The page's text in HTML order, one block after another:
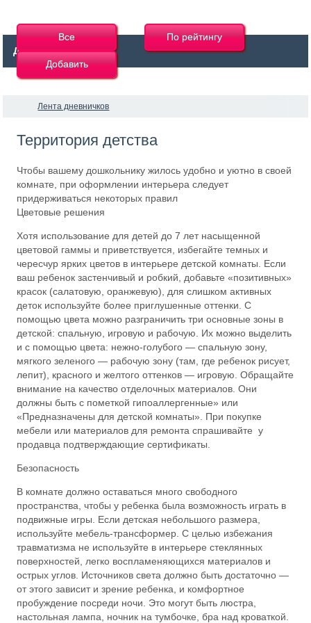
Дневнички
Все По рейтингу
Добавить
Лента дневничков
Территория детства
Чтобы вашему дошкольнику жилось удобно и уютно в своей
комнате, при оформлении интерьера следует
придерживаться некоторых правил
Цветовые решения
Хотя использование для детей до 7 лет насыщенной
цветовой гаммы и приветствуется, избегайте темных и
чересчур ярких цветов в интерьере детской комнаты. Если
ваш ребенок застенчивый и робкий, добавьте «позитивных»
красок (салатовую, оранжевую), для слишком активных
деток используйте более приглушенные оттенки. С
помощью цвета можно разграничить три основные зоны в
детской: спальную, игровую и рабочую. Их можно выделить
и с помощью цвета: нежно-голубого — спальную зону,
мягкого зеленого — рабочую зону (там, где ребенок рисует,
лепит), красного и желтого оттенков — игровую. Обращайте
внимание на качество отделочных материалов. Они
должны быть с пометкой гипоаллергенные» или
«Предназначены для детской комнаты». При покупке
мебели или материалов для ремонта спрашивайте у
продавца подтверждающие сертификаты.
Безопасность
В комнате должно оставаться много свободного
пространства, чтобы у ребенка была возможность играть в
подвижные игры. Если детская небольшого размера,
используйте мебель-трансформер. С целью избежания
травматизма не используйте в интерьере стеклянных
поверхностей, легко воспламеняющихся материалов и
острых углов. Источников света должно быть достаточно —
от этого зависит и зрение ребенка, и комфортное
пробуждение посреди ночи. Это могут быть люстра,
настольная лампа, ночник на тумбочке, бра над кроваткой.